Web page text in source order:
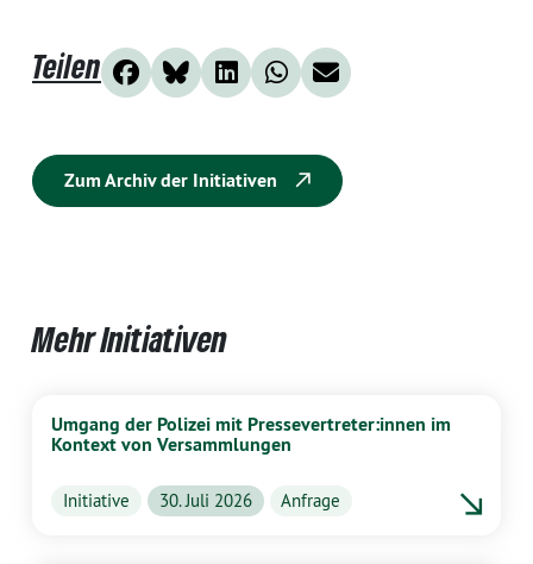
Teilen
Zum Archiv der Initiativen
Mehr Initiativen
Umgang der Polizei mit Pressevertreter:innen im
Kontext von Versammlungen
Initiative 30. Juli 2026 Anfrage